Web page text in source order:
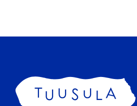
Etusivu